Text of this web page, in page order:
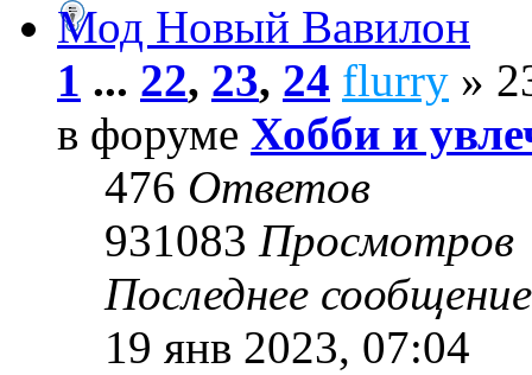
Мод Новый Вавилон
1 ... 22, 23, 24 flurry »
в форуме Хобби и
476 Ответов
931083 Просмотров
Последнее
19 янв 2023, 07:04